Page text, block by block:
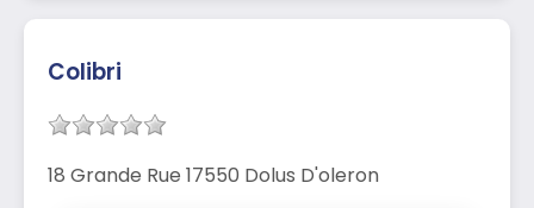
Colibri
18 Grande Rue 17550 Dolus D'oleron